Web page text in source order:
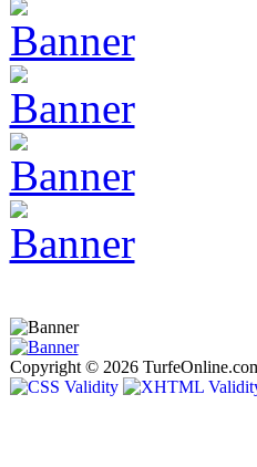
Copyright © 2026